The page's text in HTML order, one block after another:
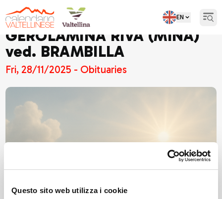
Questo sito web utilizza i cookie
EN
GEROLAMINA RIVA (MINA)
ved. BRAMBILLA
Fri, 28/11/2025 - Obituaries